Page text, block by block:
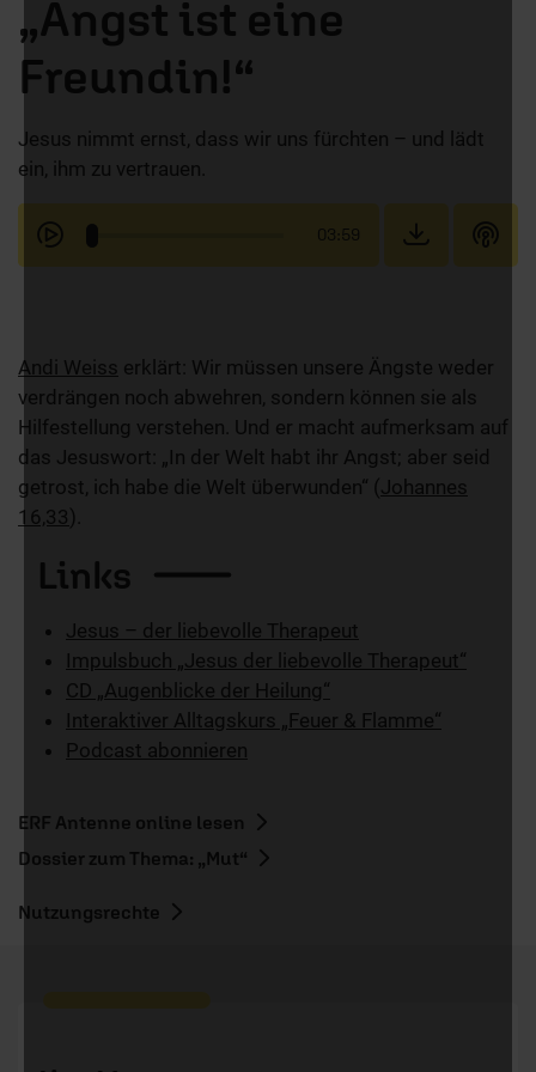
„Angst ist eine
Freundin!“
Jesus nimmt ernst, dass wir uns fürchten – und lädt
ein, ihm zu vertrauen.
03:59
Andi Weiss erklärt: Wir müssen unsere Ängste weder
verdrängen noch abwehren, sondern können sie als
Hilfestellung verstehen. Und er macht aufmerksam auf
das Jesuswort: „In der Welt habt ihr Angst; aber seid
getrost, ich habe die Welt überwunden“ (Johannes
16,33).
Links
Jesus – der liebevolle Therapeut
Impulsbuch „Jesus der liebevolle Therapeut“
CD „Augenblicke der Heilung“
Interaktiver Alltagskurs „Feuer & Flamme“
Podcast abonnieren
ERF Antenne online lesen
Dossier zum Thema: „Mut“
Nutzungsrechte